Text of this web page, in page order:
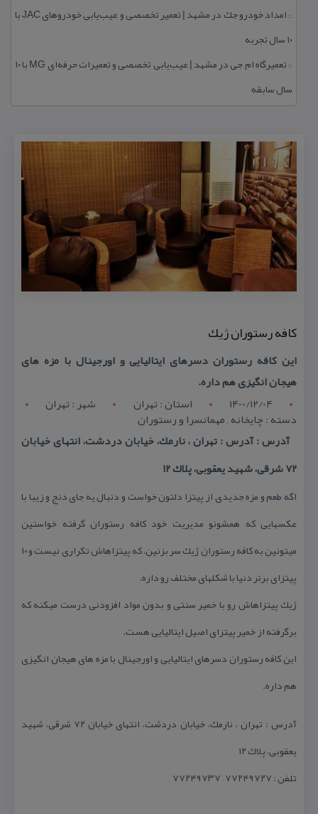
::
امداد خودرو جك در مشهد | تعمیر تخصصی و عیب‌یابی خودروهای JAC با
۱۰ سال تجربه
::
تعمیرگاه ام جی در مشهد | عیب‌یابی تخصصی و تعمیرات حرفه‌ای MG با ۱۰
سال سابقه
كافه رستوران ژیك
این كافه رستوران دسرهای ایتالیایی و اورجینال با مزه های
هیجان انگیزی هم داره.
1400/12/04
استان : تهران شهر : تهران
دسته : چایخانه , مهمانسرا و رستوران
آدرس : آدرس : تهران ، نارمك، خیابان دردشت، انتهای خیابان
۷۲ شرقی، شهید یعقوبی، پلاك ۱۲
اگه طعم و مزه جدیدی از پیتزا دلتون خواست و دنبال یه جای دنج و زیبا با
عكسهایی كه همشونو مدیریت خود كافه رستوران گرفته خواستین
میتونین به كافه رستوران ژیك سر بزنین، كه پیتزاهاش تكراری نیست و ۱۰
پیتزای برتر دنیا با شكلهای مختلف رو داره.
ژیك پیتزاهاش رو با خمیر سنتی و بدون مواد افزودنی درست میكنه كه
برگرفته از خمیر پیتزای اصیل ایتالیایی هست.
این كافه رستوران دسرهای ایتالیایی و اورجینال با مزه های هیجان انگیزی
هم داره.
آدرس : تهران ، نارمك، خیابان دردشت، انتهای خیابان ۷۲ شرقی، شهید
یعقوبی، پلاك ۱۲
تلفن : ۷۷۲۴۹۷۲۷ – ۷۷۲۴۹۷۳۷